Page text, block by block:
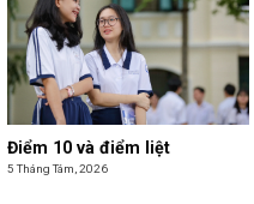
Điểm 10 và điểm liệt
5 Tháng Tám, 2026